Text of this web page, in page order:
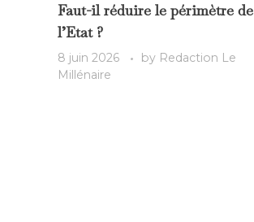
Faut-il réduire le périmètre de
l’Etat ?
8 juin 2026 by Redaction Le
Millénaire